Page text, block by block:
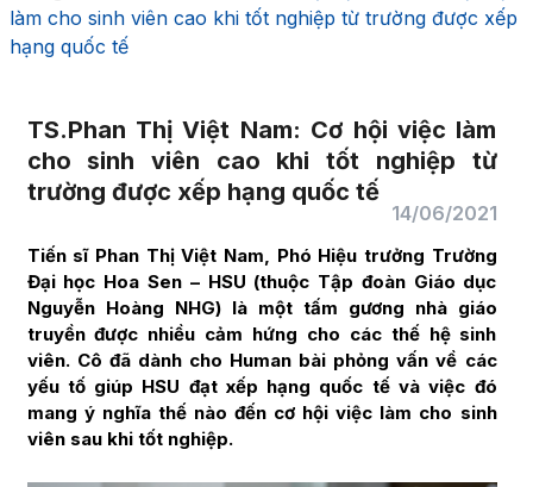
làm cho sinh viên cao khi tốt nghiệp từ trường được xếp
hạng quốc tế
TS.Phan Thị Việt Nam: Cơ hội việc làm
cho sinh viên cao khi tốt nghiệp từ
trường được xếp hạng quốc tế
14/06/2021
Tiến sĩ Phan Thị Việt Nam, Phó Hiệu trưởng Trường
Đại học Hoa Sen – HSU (thuộc Tập đoàn Giáo dục
Nguyễn Hoàng NHG) là một tấm gương nhà giáo
truyền được nhiều cảm hứng cho các thế hệ sinh
viên. Cô đã dành cho Human bài phỏng vấn về các
yếu tố giúp HSU đạt xếp hạng quốc tế và việc đó
mang ý nghĩa thế nào đến cơ hội việc làm cho sinh
viên sau khi tốt nghiệp.